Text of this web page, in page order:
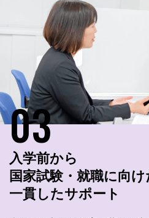
03
入学前から
国家試験・就職に向け
一貫したサポート